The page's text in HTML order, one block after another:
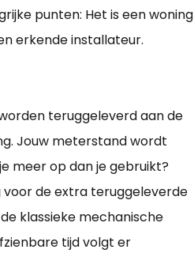
punten: Het is een woning
erkende installateur.
teruggeleverd aan de
Jouw meterstand wordt
meer op dan je gebruikt?
voor de extra teruggeleverde
klassieke mechanische
tijd volgt er